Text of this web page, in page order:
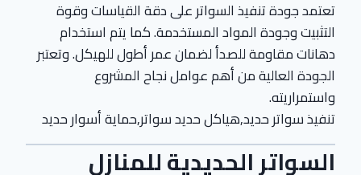
تعتمد جودة تنفيذ السواتر على دقة القياسات وقوة
التثبيت وجودة المواد المستخدمة. كما يتم استخدام
دهانات مقاومة للصدأ لضمان عمر أطول للهيكل. وتعتبر
الجودة العالية من أهم عوامل نجاح المشروع
واستمراريته.
تنفيذ سواتر حديد,هياكل حديد سواتر,حماية أسوار حديد
السواتر الحديدية للمنازل